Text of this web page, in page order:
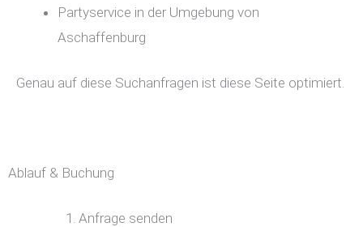
Partyservice in der Umgebung von
Aschaffenburg
Genau auf diese Suchanfragen ist diese Seite optimiert.
Ablauf & Buchung
Anfrage senden